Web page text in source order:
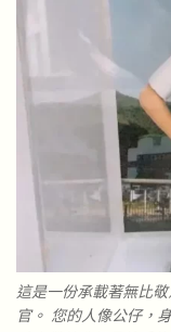
這是一份承載著無比
官。 您的人像公仔，